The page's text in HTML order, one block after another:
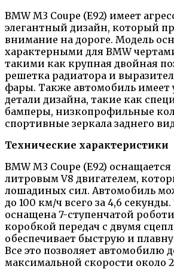
BMW M3 Coupe (E92) имеет
элегантный дизайн, который
внимание на дороге. Модель
характерными для BMW
такими как крупная двойная
решетка радиатора и
фары. Также автомобиль имеет
детали дизайна, такие как
бамперы, низкопрофильные
спортивные зеркала заднего
Технические характеристики
BMW M3 Coupe (E92)
литровым V8 двигателем,
лошадиных сил. Автомобиль
до 100 км/ч всего за 4,6
оснащена 7-ступенчатой
коробкой передач с двумя
обеспечивает быструю и
Все это позволяет автомобилю
максимальной скорости около